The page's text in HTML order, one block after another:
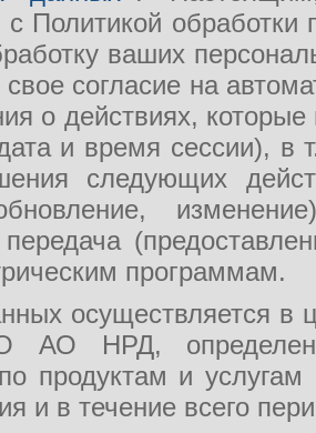
с Политикой
ваших
свое согласие на
о действиях,
и время сессии), в
следующих
передача
программам.
осуществляется в
НРД, определения
продуктам и
и в течение всего